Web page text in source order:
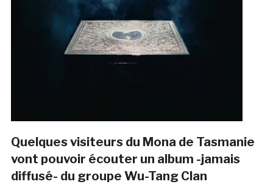
Quelques visiteurs du Mona de Tasmanie
vont pouvoir écouter un album -jamais
diffusé- du groupe Wu-Tang Clan